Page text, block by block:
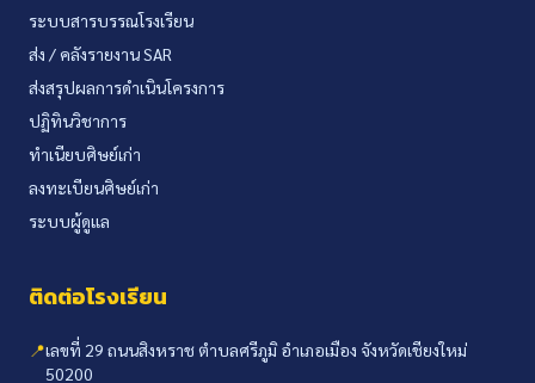
ระบบสารบรรณโรงเรียน
ส่ง / คลังรายงาน SAR
ส่งสรุปผลการดำเนินโครงการ
ปฏิทินวิชาการ
ทำเนียบศิษย์เก่า
ลงทะเบียนศิษย์เก่า
ระบบผู้ดูแล
ติดต่อโรงเรียน
📍เลขที่ 29 ถนนสิงหราช ตำบลศรีภูมิ อำเภอเมือง จังหวัดเชียงใหม่
50200